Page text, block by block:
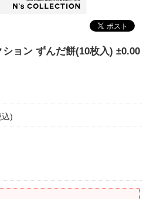
ョン ずんだ餅(10枚入) ±0.00
込)